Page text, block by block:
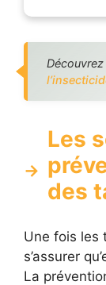
Découvrez
Les
des
Une fois les
s’assurer
La